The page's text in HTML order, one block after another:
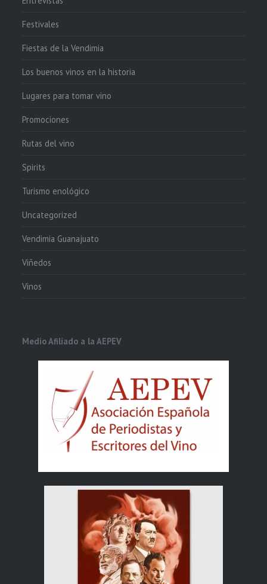
Festivales
Fiestas de la Vendimia
Los buenos vinos en la historia
Lugares para tomar vino
Promociones
Rutas del vino
Spirits
Turismo enológico
Uncategorized
Vendimia Guanajuato
Viñedos
Vinos
Medio Afiliado a la AEPEV